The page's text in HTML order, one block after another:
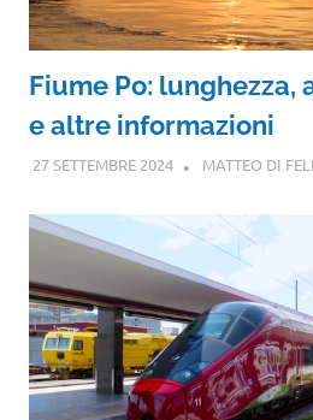
Fiume Po: lunghezza,
e altre informazioni
27 SETTEMBRE 2024 MATTEO DI